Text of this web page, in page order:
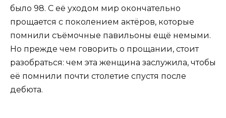
было 98. С её уходом мир окончательно
прощается с поколением актёров, которые
помнили съёмочные павильоны ещё немыми.
Но прежде чем говорить о прощании, стоит
разобраться: чем эта женщина заслужила, чтобы
её помнили почти столетие спустя после
дебюта.